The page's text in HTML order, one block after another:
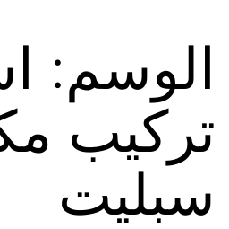
الوسم:
تركيب
سبليت